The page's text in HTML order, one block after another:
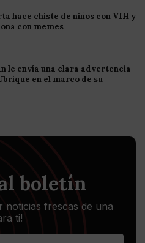
hace chiste de niños con VIH y
con memes
le envía una clara advertencia
en el marco de su
boletín
noticias frescas de una
ti!